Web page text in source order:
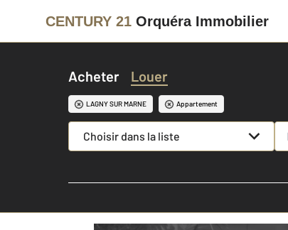
CENTURY 21 Orquéra Immobilier
Acheter Louer
LAGNY SUR MARNE Appartement
Choisir dans la liste